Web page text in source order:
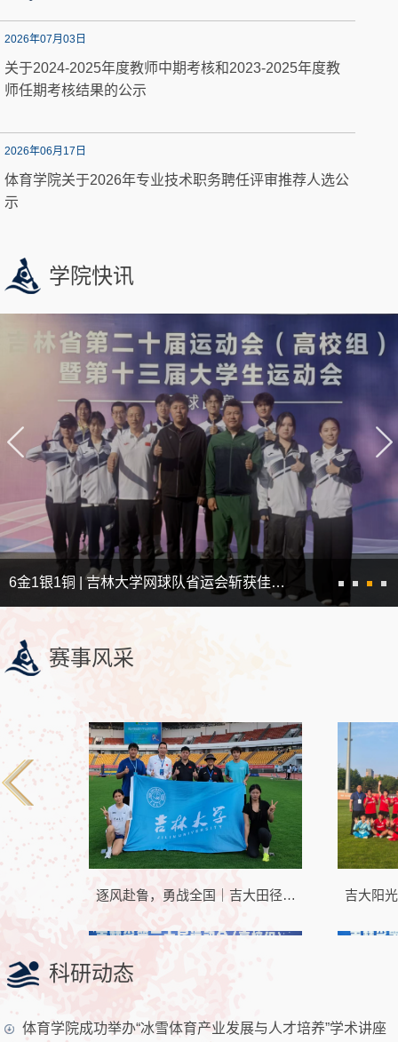
2026年07月03日
关于2024-2025年度教师中期考核和2023-2025年度教
师任期考核结果的公示
2026年06月17日
体育学院关于2026年专业技术职务聘任评审推荐人选公
示
学院快讯
6金1银1铜 | 吉林大学网球队省运会斩获佳…
赛事风采
逐风赴鲁，勇战全国｜吉大田径… 吉大阳
科研动态
体育学院成功举办“冰雪体育产业发展与人才培养”学术讲座